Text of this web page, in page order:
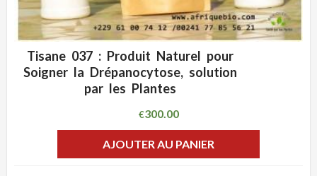
ADD WISHLIST
Tisane 037 : Produit Naturel pour
Soigner la Drépanocytose, solution
par les Plantes
€300.00
AJOUTER AU PANIER